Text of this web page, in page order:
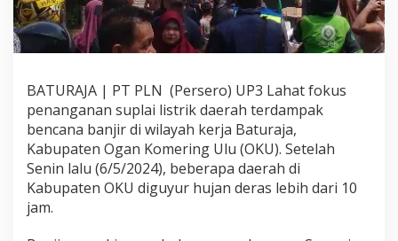
s
P
e
g
a
n
a
n
B
BATURAJA | PT PLN (Persero) UP3 Lahat fokus
penanganan suplai listrik daerah terdampak
bencana banjir di wilayah kerja Baturaja,
Kabupaten Ogan Komering Ulu (OKU). Setelah
Senin lalu (6/5/2024), beberapa daerah di
Kabupaten OKU diguyur hujan deras lebih dari 10
jam.